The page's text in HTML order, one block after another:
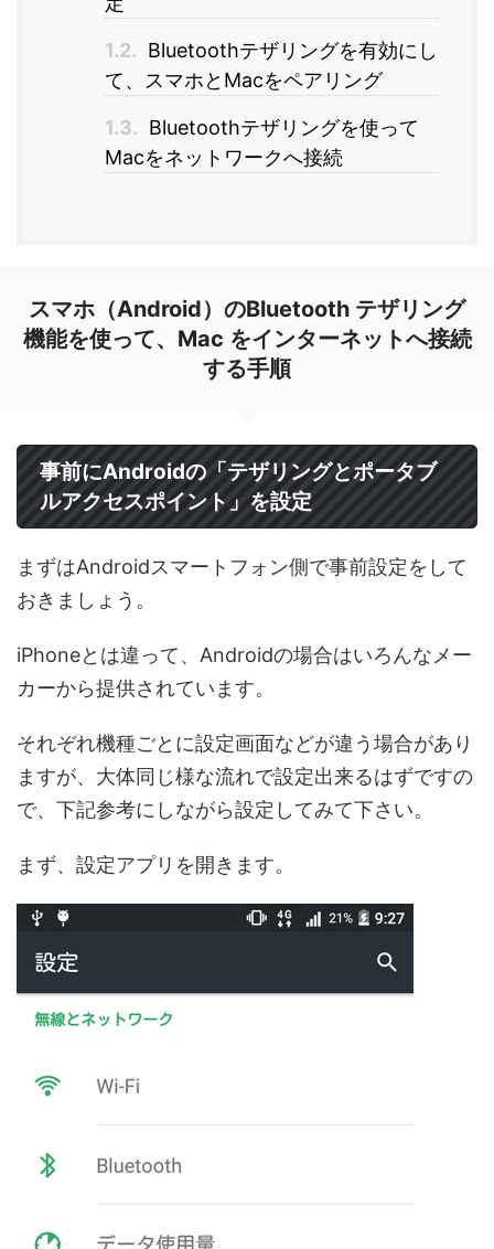
1.2. Bluetoothテザリングを有効にし
て、スマホとMacをペアリング
1.3. Bluetoothテザリングを使って
Macをネットワークへ接続
スマホ（Android）のBluetooth テザリング
機能を使って、Mac をインターネットへ接続
する手順
事前にAndroidの「テザリングとポータブ
ルアクセスポイント」を設定
まずはAndroidスマートフォン側で事前設定をして
おきましょう。
iPhoneとは違って、Androidの場合はいろんなメー
カーから提供されています。
それぞれ機種ごとに設定画面などが違う場合があり
ますが、大体同じ様な流れで設定出来るはずですの
で、下記参考にしながら設定してみて下さい。
まず、設定アプリを開きます。